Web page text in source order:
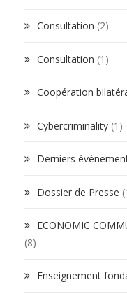
Consultation (2)
Consultation (1)
Coopération
Cybercriminality (1)
Derniers
Dossier de Presse
ECONOMIC
(8)
Enseignement